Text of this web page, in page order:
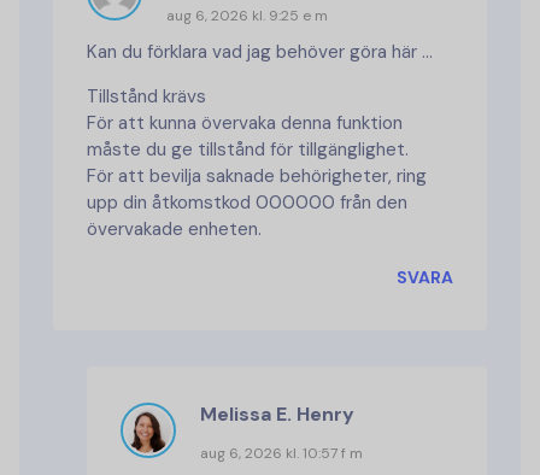
aug 6, 2026 kl. 9:25 e m
Kan du förklara vad jag behöver göra här ...
Tillstånd krävs
För att kunna övervaka denna funktion
måste du ge tillstånd för tillgänglighet.
För att bevilja saknade behörigheter, ring
upp din åtkomstkod 000000 från den
övervakade enheten.
SVARA
Melissa E. Henry
aug 6, 2026 kl. 10:57 f m